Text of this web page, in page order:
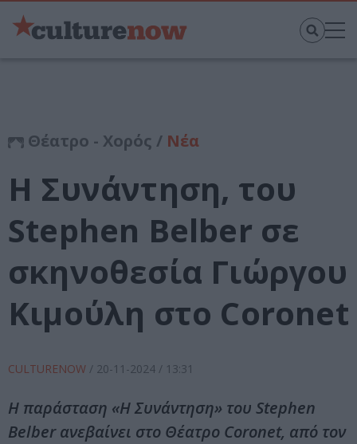
Θέατρο - Χορός / Νέα
Η Συνάντηση, του
Stephen Belber σε
σκηνοθεσία Γιώργου
Κιμούλη στο Coronet
CULTURENOW / 20-11-2024 / 13:31
Η παράσταση «Η Συνάντηση» του Stephen
Belber ανεβαίνει στο Θέατρο Coronet, από τον